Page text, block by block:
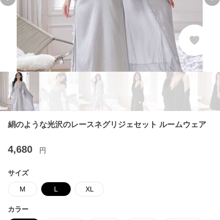
Previous slide
絹のような光沢のレースネグリジェセット ルームウェア
4,680 円
サイズ
M L XL
カラー